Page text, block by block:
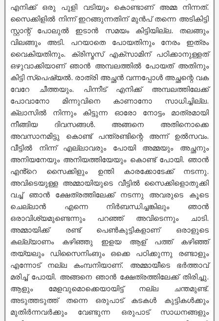
എനിക്ക് ഒരു പുളി വടിയും കൊണ്ടാണ് അമ്മ നിന്നത്.
സൈക്കിളിൽ നിന്ന് ഇറങ്ങുന്നതിന് മുൻപ് തന്നെ അടികിട്ടി
സ്റ്റാന്റ് പോലുൽ ഇടാൻ സമയം കിട്ടിയില്ല. തലങ്ങും
വിലങ്ങും അടി. പറയാതെ പോയതിനും നേരം ഇത്രം
വൈകിയതിനും. ക്രിസ്മസ് എക്സാമിന് പഠിക്കാനുള്ളത്
ഒഴുവാക്കിയാണ് ഞാൻ അമ്പലത്തിൽ പോയത് അതിനും
കിട്ടി സ്പെഷ്യൽ. രാത്രി അച്ഛൻ വന്നപ്പോൾ അച്ഛന്റെ വക
വേറേ ചീത്തയും. പിന്നീട് എനിക്ക് അമ്പലത്തിലേക്ക്
പോവാനോ മിന്നുവിനെ കാണാനോ സാധിച്ചില്ല.
ക്ലാസിൽ നിന്നും കിട്ടുന്ന ഓരോ നോട്ടം മാത്രമായി
നീങ്ങിയ ദിവസങ്ങൾ. അങ്ങനെ അതിനൊക്കെ
അവസാനമിട്ടു കൊണ്ട് പന്ത്രണ്ടിന്റെ അന്ന് ഉൽസവം.
വീട്ടിൽ നിന്ന് എല്ലാവരും പോയി അമ്മയും അച്ഛനും
അനിയനേയും അനിയത്തിയേയും കൊണ്ട് പോയി. ഞാൻ
എൻ്റെ സൈക്കിളും ഉന്തി കാരക്കോടേക്ക് നടന്നു.
അവിടെയുള്ള അമ്മായിയുടെ വീട്ടിൽ സൈക്കിളൊതുക്കി
വച്ച് ഞാൻ ക്ഷേത്രത്തിലേക്ക് നടന്നു അവരുടെ കൂടെ
ചെല്ലാൻ എന്നെ നിർബന്ധിച്ചങ്കിലും ഞാൻ
ഒരാവിശ്യമുണ്ടെന്നും പറഞ്ഞ് അവിടെന്നും ചാടി.
അമ്മായിക്ക് രണ്ട് പെൺകുട്ടികളാണ് ഒരാളുടെ
കല്ല്യാണം കഴിഞ്ഞു ഇളയ ആള് പത്ത് കഴിഞ്ഞ്
തയ്യലും ഡിസൈനിംങും ഒക്കെ പഠിക്കുന്നു രണ്ടാളും
എന്നോട് നല്ല കംമ്പനിയാണ്. അമ്മായീടെ ഭർത്താവ്
മരിച്ച് പോയി. അങ്ങനെ ഞാൻ ക്ഷേത്രത്തിലേക്ക് തിരിച്ചു.
ആളും മേളവുമൊക്കെയായിട്ട് നല്ല ചന്തമുണ്ട്.
അടുത്തടുത്ത് തന്നെ ഒരുപാട് കടകൾ കുട്ടികൾക്കും
മുതിർന്നവർക്കും വേണ്ടുന്ന ഒരുപാട് സാധനങ്ങളും